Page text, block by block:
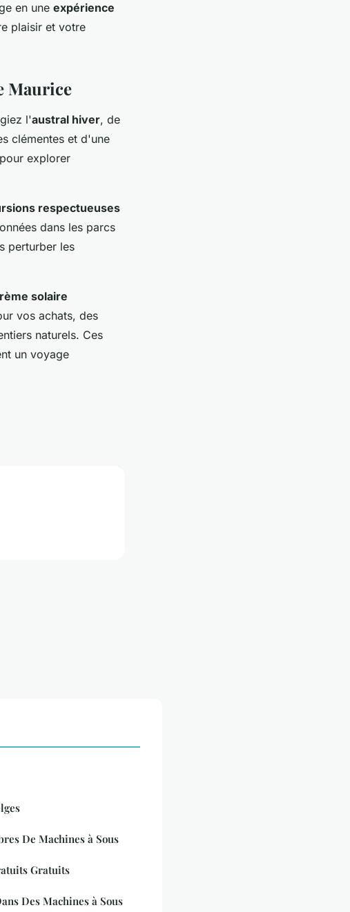
en une expérience
plaisir et votre
Maurice
l'austral hiver, de
clémentes et d'une
explorer
respectueuses
dans les parcs
perturber les
solaire
vos achats, des
naturels. Ces
un voyage
De Machines à Sous
Gratuits
Des Machines à Sous